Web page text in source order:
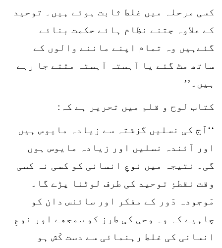
کسی مرحلہ میں غلط ثابت ہوئے ہیں۔ توحید
کے علاوہ جتنے نظام ہائے حکمت بنائے
گئےہیں وہ تمام اپنے ماننے والوں کے
ساتھ مٹ گئے یا آہستہ آہستہ مٹتے جا رہے
ہیں۔’’
کتاب لوح و قلم میں تحریر ہے کہ:
‘‘آج کی نسلیں گزشتہ سے زیادہ مایوس ہیں
اور آئندہ نسلیں اور زیادہ مایوس ہوں
گی۔ نتیجہ میں نوعِ انسانی کو کسی نہ کسی
وقت نقطۂِ توحید کی طرف لوٹنا پڑے گا۔
مَوجودہ دَور کے مفکر اور سائنس دان کو
چاہیے کہ وہ وحی کی طرز کو سمجھے اور نوعِ
انسانی کی غلط رہنمائی سے دست کَش ہو